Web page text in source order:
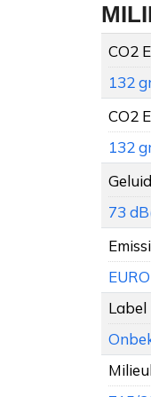
CO2
132
CO2
132
73
Label